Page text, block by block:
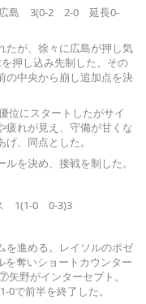
広島 3(0-2 2-0 延長0-
が、徐々に広島が押し気
押し込み先制した。その
の中央から崩し追加点を決
位にスタートしたがサイ
疲れが見え、守備が甘くな
、同点とした。
を決め、接戦を制した。
1(1-0 0-3)3
を進める。レイソルのポゼ
を奪いショートカウンター
野がインターセプト。
0で前半を終了した。